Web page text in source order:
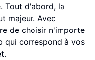
Tout d'abord, la
majeur. Avec
de choisir n'importe
qui correspond à vos